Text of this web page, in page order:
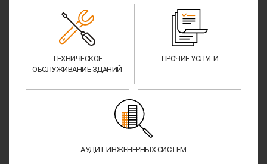
ТЕХНИЧЕСКОЕ
ОБСЛУЖИВАНИЕ ЗДАНИЙ
ПРОЧИЕ УСЛУГИ
АУДИТ ИНЖЕНЕРНЫХ СИСТЕМ